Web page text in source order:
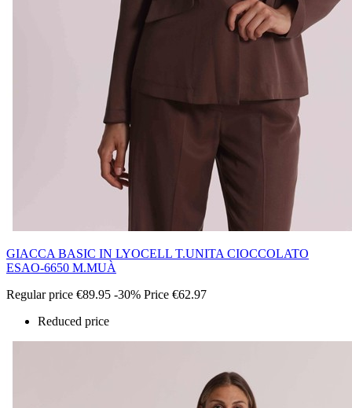
GIACCA BASIC IN LYOCELL T.UNITA CIOCCOLATO
ESAO-6650 M.MUÀ
Regular price €89.95 -30% Price €62.97
Reduced price